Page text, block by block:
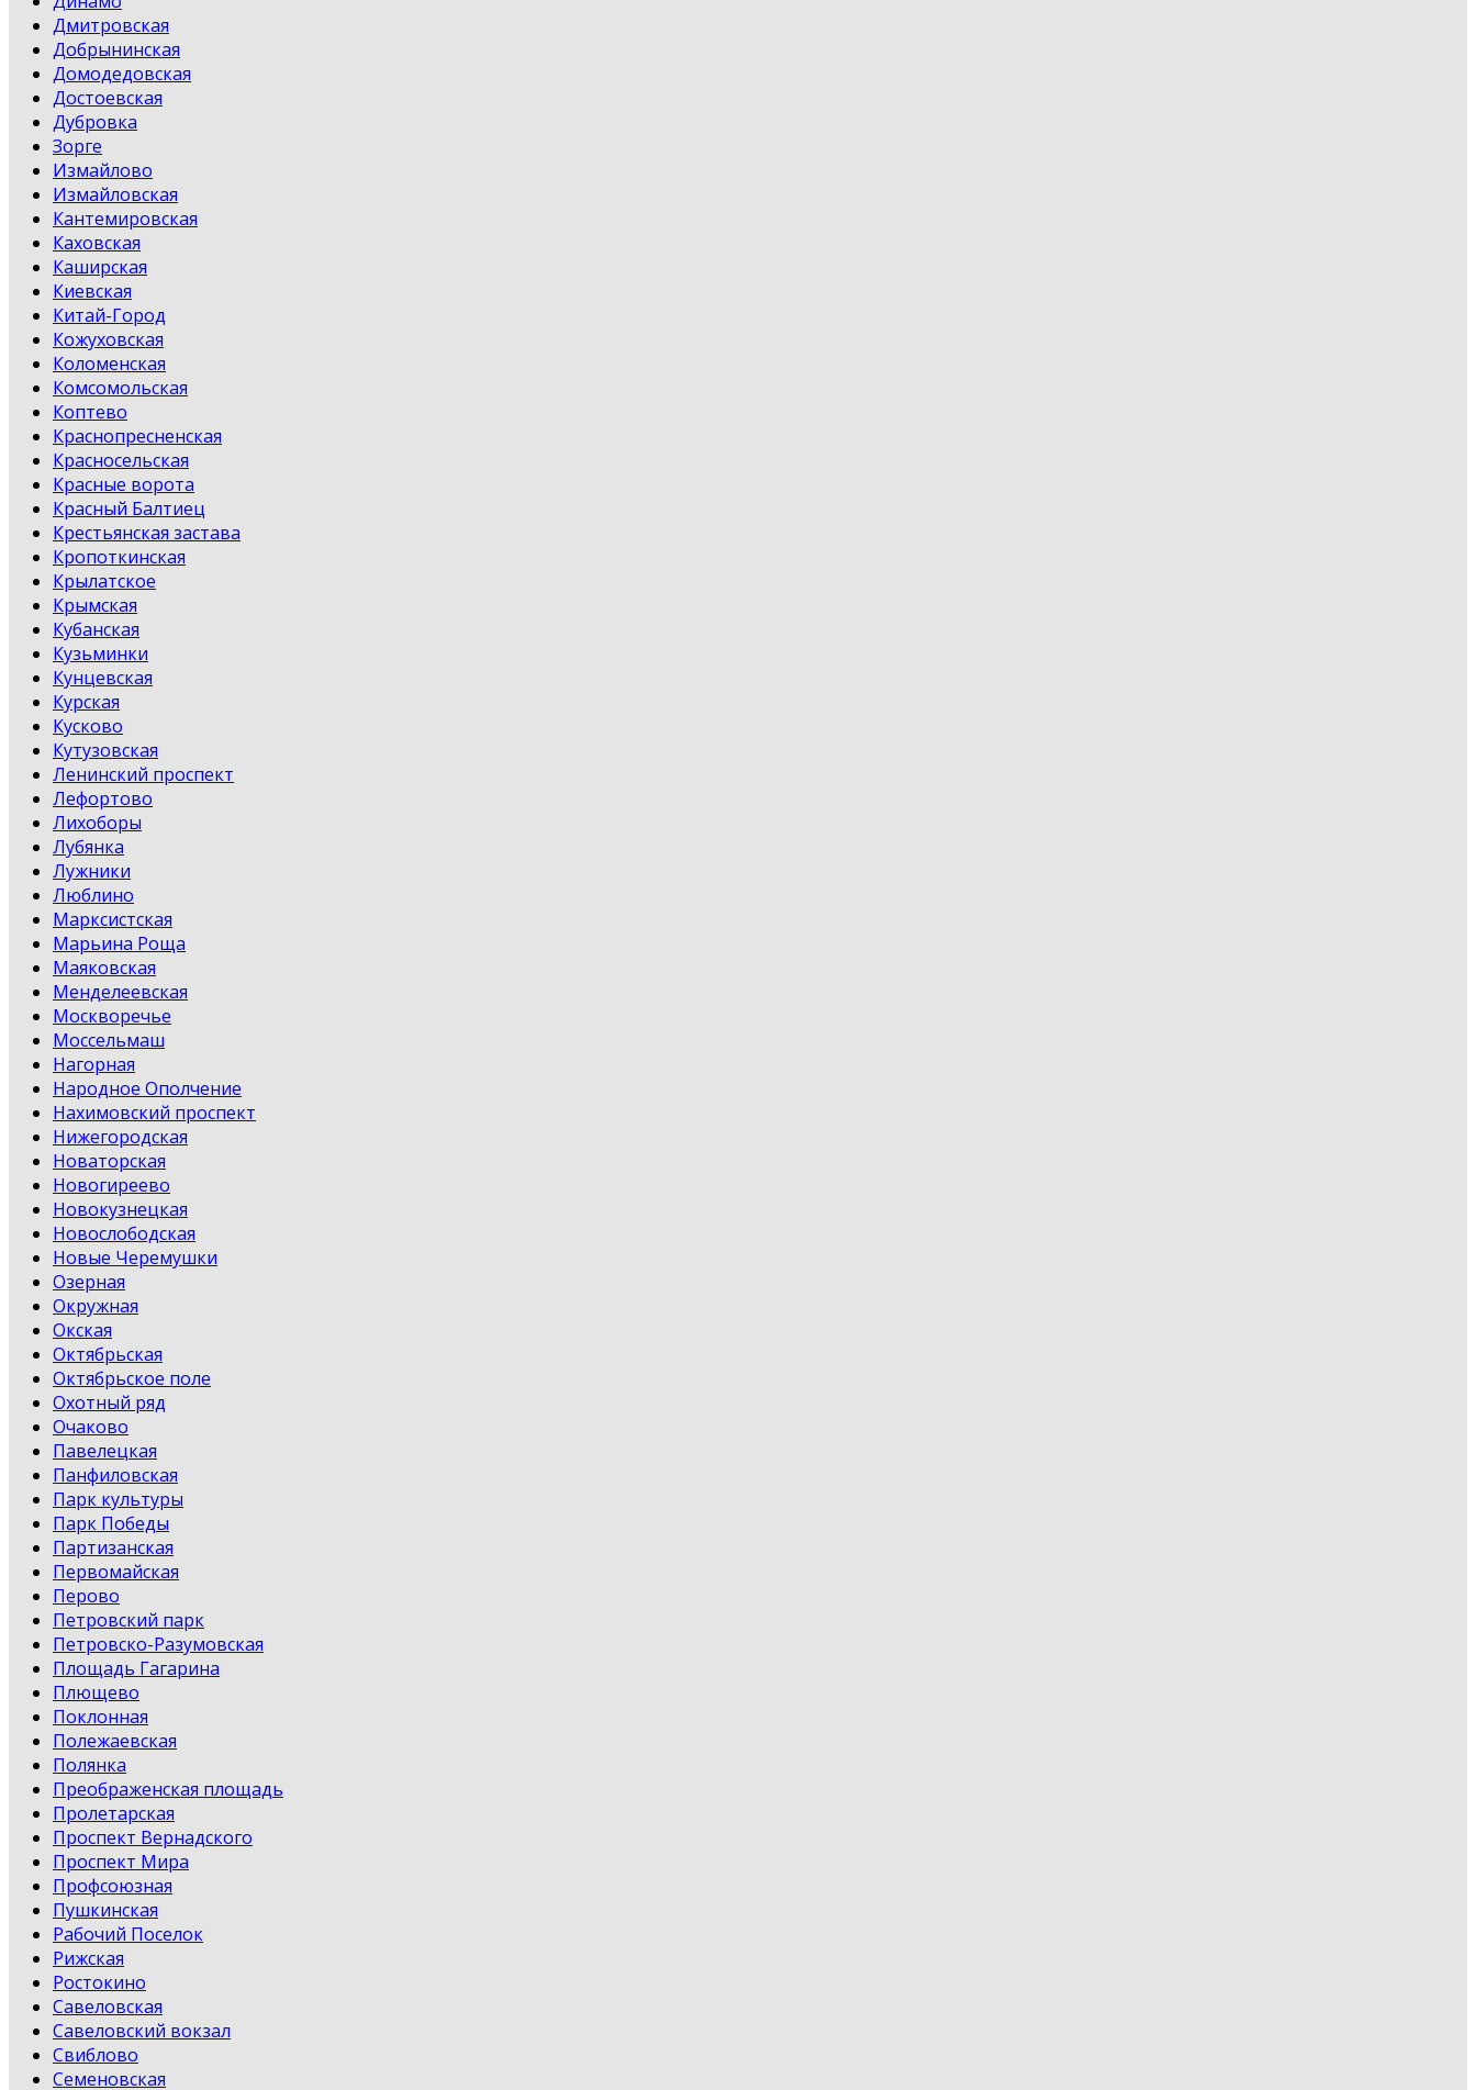
Дмитровская
Добрынинская
Домодедовская
Достоевская
Дубровка
Зорге
Измайлово
Измайловская
Кантемировская
Каховская
Каширская
Киевская
Китай-Город
Кожуховская
Коломенская
Комсомольская
Коптево
Краснопресненская
Красносельская
Красные ворота
Красный Балтиец
Крестьянская застава
Кропоткинская
Крылатское
Крымская
Кубанская
Кузьминки
Кунцевская
Курская
Кусково
Кутузовская
Ленинский проспект
Лефортово
Лихоборы
Лубянка
Лужники
Люблино
Марксистская
Марьина Роща
Маяковская
Менделеевская
Москворечье
Моссельмаш
Нагорная
Народное Ополчение
Нахимовский проспект
Нижегородская
Новаторская
Новогиреево
Новокузнецкая
Новослободская
Новые Черемушки
Озерная
Окружная
Окская
Октябрьская
Октябрьское поле
Охотный ряд
Очаково
Павелецкая
Панфиловская
Парк культуры
Парк Победы
Партизанская
Первомайская
Перово
Петровский парк
Петровско-Разумовская
Площадь Гагарина
Плющево
Поклонная
Полежаевская
Полянка
Преображенская площадь
Пролетарская
Проспект Вернадского
Проспект Мира
Профсоюзная
Пушкинская
Рабочий Поселок
Рижская
Ростокино
Савеловская
Савеловский вокзал
Свиблово
Семеновская